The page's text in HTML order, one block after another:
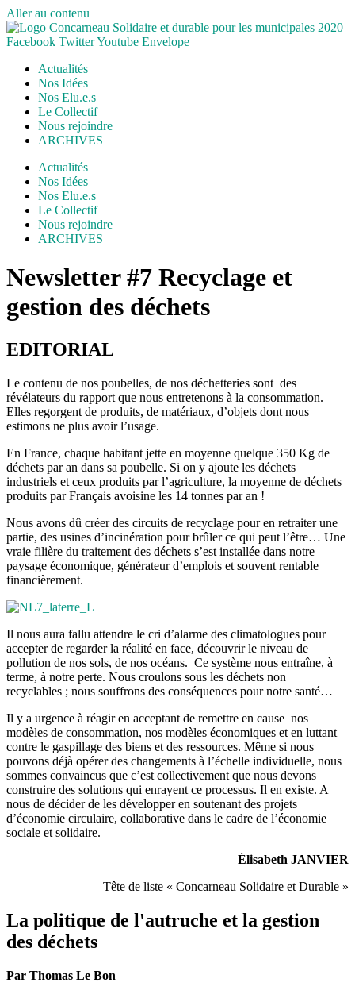
Aller au contenu
Facebook TwitterYoutube Envelope
Actualités
Nos Idées
Nos Elu.e.s
Le Collectif
Nous rejoindre
ARCHIVES
Actualités
Nos Idées
Nos Elu.e.s
Le Collectif
Nous rejoindre
ARCHIVES
Newsletter #7 Recyclage et
gestion des déchets
EDITORIAL
Le contenu de nos poubelles, de nos déchetteries sont des
révélateurs du rapport que nous entretenons à la consommation.
Elles regorgent de produits, de matériaux, d’objets dont nous
estimons ne plus avoir l’usage.
En France, chaque habitant jette en moyenne quelque 350 Kg de
déchets par an dans sa poubelle. Si on y ajoute les déchets
industriels et ceux produits par l’agriculture, la moyenne de déchets
produits par Français avoisine les 14 tonnes par an !
Nous avons dû créer des circuits de recyclage pour en retraiter une
partie, des usines d’incinération pour brûler ce qui peut l’être… Une
vraie filière du traitement des déchets s’est installée dans notre
paysage économique, générateur d’emplois et souvent rentable
financièrement.
Il nous aura fallu attendre le cri d’alarme des climatologues pour
accepter de regarder la réalité en face, découvrir le niveau de
pollution de nos sols, de nos océans. Ce système nous entraîne, à
terme, à notre perte. Nous croulons sous les déchets non
recyclables ; nous souffrons des conséquences pour notre santé…
Il y a urgence à réagir en acceptant de remettre en cause nos
modèles de consommation, nos modèles économiques et en luttant
contre le gaspillage des biens et des ressources. Même si nous
pouvons déjà opérer des changements à l’échelle individuelle, nous
sommes convaincus que c’est collectivement que nous devons
construire des solutions qui enrayent ce processus. Il en existe. A
nous de décider de les développer en soutenant des projets
d’économie circulaire, collaborative dans le cadre de l’économie
sociale et solidaire.
Élisabeth JANVIER
Tête de liste « Concarneau Solidaire et Durable »
La politique de l'autruche et la gestion
des déchets
Par Thomas Le Bon